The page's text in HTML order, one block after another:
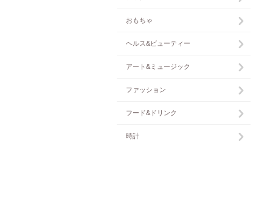
おもちゃ
ヘルス&ビューティー
アート&ミュージック
ファッション
フード&ドリンク
時計